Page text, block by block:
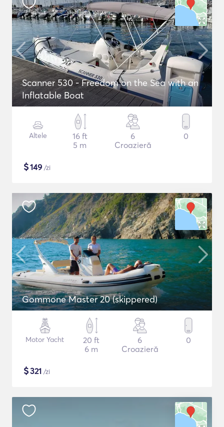
Scanner 530 - Freedom on the Sea with an
Inflatable Boat
Altele
16 ft
5 m
6
Croazieră
0
$149 /zi
Gommone Master 20 (skippered)
Motor Yacht
20 ft
6 m
6
Croazieră
0
$321 /zi